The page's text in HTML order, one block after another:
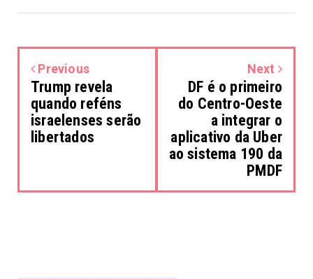
Previous
Trump revela
quando reféns
israelenses serão
libertados
Next
DF é o primeiro
do Centro-Oeste
a integrar o
aplicativo da Uber
ao sistema 190 da
PMDF